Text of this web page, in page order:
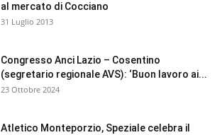
al mercato di Cocciano
31 Luglio 2013
Congresso Anci Lazio – Cosentino
(segretario regionale AVS): ‘Buon lavoro ai...
23 Ottobre 2024
Atletico Monteporzio, Speziale celebra il